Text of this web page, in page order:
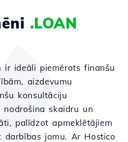
.LOAN
ir ideāli piemērots finanšu
aizdevumu
konsultāciju
nodrošina skaidru un
palīdzot apmeklētājiem
darbības jomu. Ar Hostico